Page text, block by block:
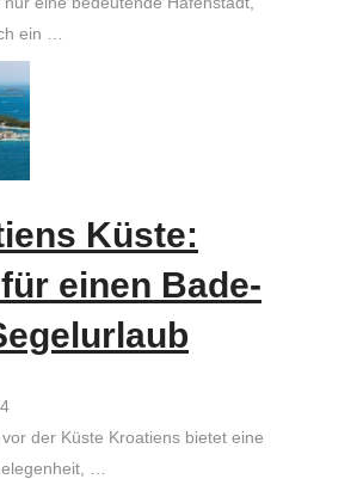
ein …
Küste:
einen Bade-
der Küste Kroatiens bietet eine
…